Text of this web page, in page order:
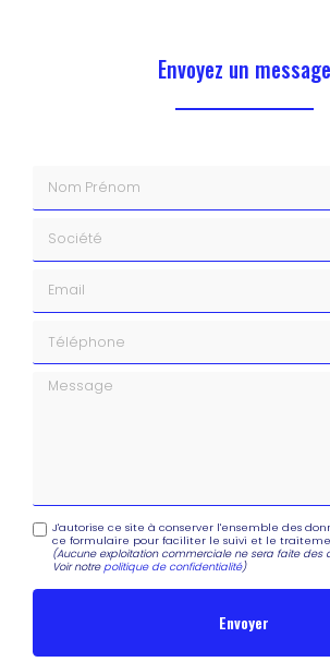
Envoyez un message
Message
J'autorise ce site à conserver l'ensemble des
ce formulaire pour faciliter le suivi et le
(Aucune exploitation commerciale ne sera faite des
Voir notrepolitique de confidentialité)